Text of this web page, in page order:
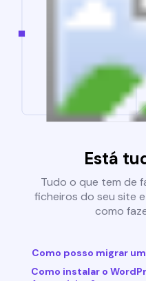
Está
Tudo o que tem de
ficheiros do seu site
como
Como posso migrar
Como instalar o